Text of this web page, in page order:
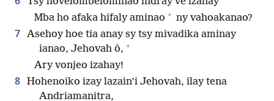
Mba ho afaka hifaly aminao + ny vahoakanao?
7 Asehoy hoe tia anay sy tsy mivadika aminay
ianao, Jehovah ô, +
Ary vonjeo izahay!
8 Hohenoiko izay lazain’i Jehovah, ilay tena
Andriamanitra,